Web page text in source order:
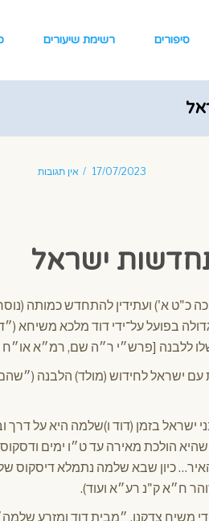
סיפורים רשימת שיעורים
17/07/2023 אין תגובות
ישראל
כ"ט א') ועתידין להתחדש כמותה
בפועל על־ידי דוד מלכא משיחא
ללבנה [פרש״י ר״ה שם, רמ״א
עם ישראל לחידוש (מולד) הלבנה
ישראל בזמן (דוד ו)שלמה היא על דרך
הולכת מאירה עד ט״ו ימים
כיון שבא שלמה נתמלא דיסקוס
ח״א ק"נ רע״א ועוד).
משיח צדקנו, ״מבית דוד ומזרע